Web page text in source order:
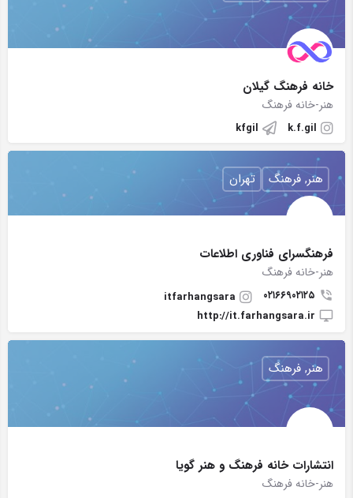
خانه فرهنگ گیلان
هنر-خانه فرهنگ
k.f.gil
kfgil
فرهنگسرای فناوری اطلاعات
هنر-خانه فرهنگ
٠۲١۶۶۹۰۲۱۲۵
itfarhangsara
http://it.farhangsara.ir
هنر, فرهنگ تهران
انتشارات خانه فرهنگ و هنر گويا
هنر-خانه فرهنگ
هنر, فرهنگ